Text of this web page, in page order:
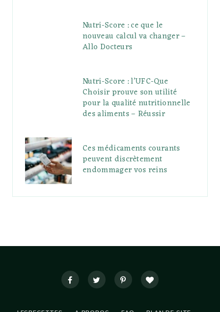
Nutri-Score : ce que le
nouveau calcul va changer –
Allo Docteurs
Nutri-Score : l’UFC-Que
Choisir prouve son utilité
pour la qualité nutritionnelle
des aliments – Réussir
Ces médicaments courants
peuvent discrètement
endommager vos reins